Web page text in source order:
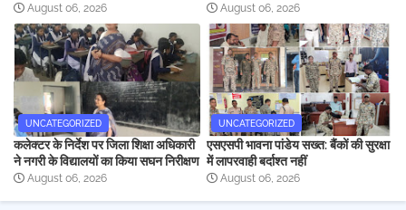
August 06, 2026 August 06, 2026
UNCATEGORIZED
कलेक्टर के निर्देश पर जिला शिक्षा अधिकारी
ने नगरी के विद्यालयों का किया सघन निरीक्षण
August 06, 2026
UNCATEGORIZED
एसएसपी भावना पांडेय सख्त: बैंकों की सुरक्षा
में लापरवाही बर्दाश्त नहीं
August 06, 2026